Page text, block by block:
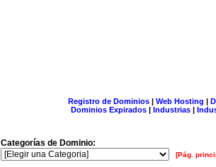
Registro de Dominios| Web Hosting |
Dominios Expirados | Industrias |
Categorías de Dominio:
[Pág.